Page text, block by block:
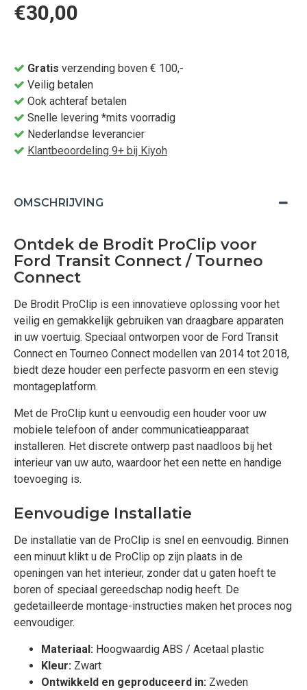
€30,00
Gratis verzending boven € 100,-
Veilig betalen
Ook achteraf betalen
Snelle levering *mits voorradig
Nederlandse leverancier
Klantbeoordeling 9+ bij Kiyoh
OMSCHRIJVING
Ontdek de Brodit ProClip voor
Ford Transit Connect / Tourneo
Connect
De Brodit ProClip is een innovatieve oplossing voor het
veilig en gemakkelijk gebruiken van draagbare apparaten
in uw voertuig. Speciaal ontworpen voor de Ford Transit
Connect en Tourneo Connect modellen van 2014 tot 2018,
biedt deze houder een perfecte pasvorm en een stevig
montageplatform.
Met de ProClip kunt u eenvoudig een houder voor uw
mobiele telefoon of ander communicatieapparaat
installeren. Het discrete ontwerp past naadloos bij het
interieur van uw auto, waardoor het een nette en handige
toevoeging is.
Eenvoudige Installatie
De installatie van de ProClip is snel en eenvoudig. Binnen
een minuut klikt u de ProClip op zijn plaats in de
openingen van het interieur, zonder dat u gaten hoeft te
boren of speciaal gereedschap nodig heeft. De
gedetailleerde montage-instructies maken het proces nog
eenvoudiger.
Materiaal: Hoogwaardig ABS / Acetaal plastic
Kleur: Zwart
Ontwikkeld en geproduceerd in: Zweden